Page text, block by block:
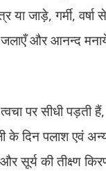
जाड़े, गर्मी,
और आनन्द मनायें।
पर सीधी पड़ती
के दिन पलाश एवं
और सूर्य की तीक्ष्ण